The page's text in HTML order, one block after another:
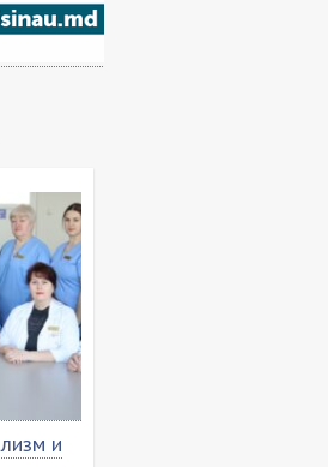
Благодарственное